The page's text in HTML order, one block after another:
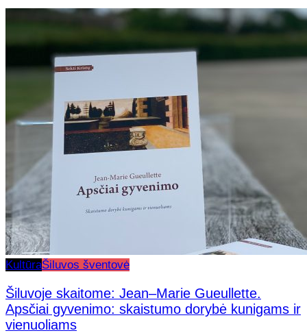
KultūraŠiluvos šventovė
Šiluvoje skaitome: Jean–Marie Gueullette.
Apsčiai gyvenimo: skaistumo dorybė kunigams ir
vienuoliams